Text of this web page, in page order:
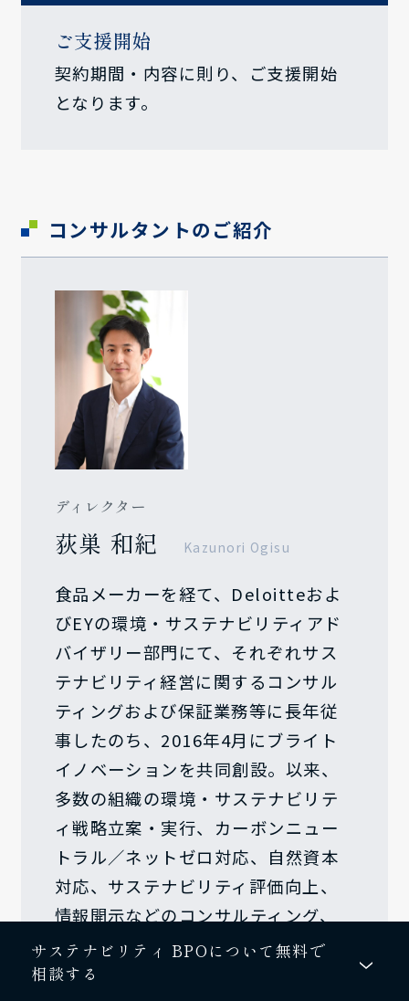
ご支援開始
契約期間・内容に則り、ご支援開始
となります。
コンサルタントのご紹介
ディレクター
荻巣 和紀 Kazunori Ogisu
食品メーカーを経て、Deloitteおよ
びEYの環境・サステナビリティアド
バイザリー部門にて、それぞれサス
テナビリティ経営に関するコンサル
ティングおよび保証業務等に長年従
事したのち、2016年4月にブライト
イノベーションを共同創設。以来、
多数の組織の環境・サステナビリテ
ィ戦略立案・実行、カーボンニュー
トラル／ネットゼロ対応、自然資本
対応、サステナビリティ評価向上、
情報開示などのコンサルティング、
研修および育成業務等に従事。博士
（地球環境学）。
サステナビリティ BPOについて無料で
相談する